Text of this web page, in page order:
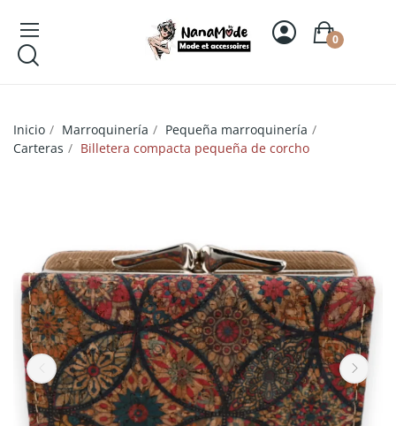
0
Inicio Marroquinería
Pequeña marroquinería
Carteras
Billetera compacta pequeña de corcho